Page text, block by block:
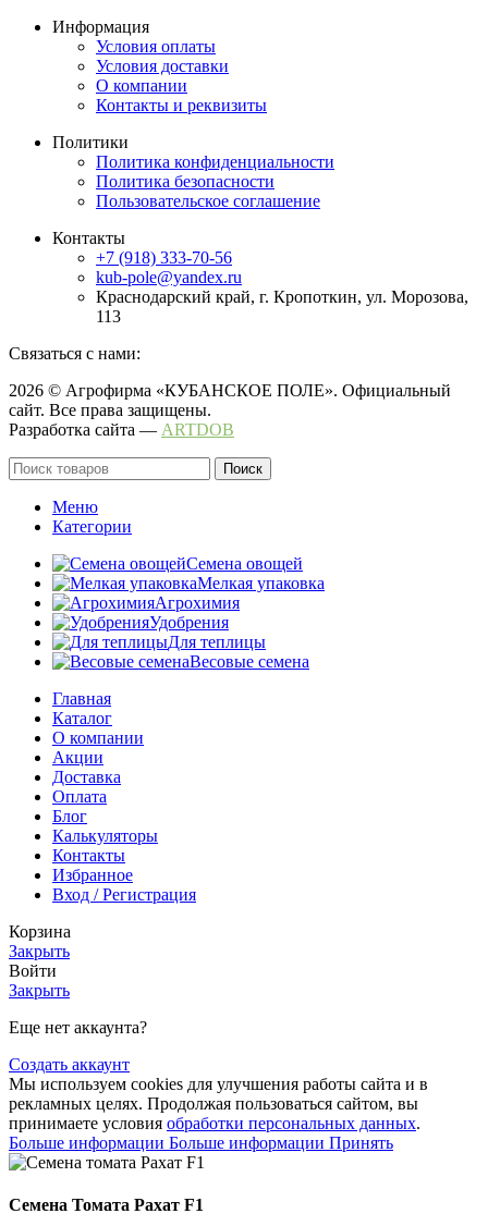
Информация
Условия оплаты
Условия доставки
О компании
Контакты и реквизиты
Политики
Политика конфиденциальности
Политика безопасности
Пользовательское соглашение
Контакты
+7 (918) 333-70-56
kub-pole@yandex.ru
Краснодарский край, г. Кропоткин, ул. Морозова,
113
Связаться с нами:
2026 © Агрофирма «КУБАНСКОЕ ПОЛЕ». Официальный
сайт. Все права защищены.
Разработка сайта — ARTDOB
Поиск
Меню
Категории
Семена овощей
Мелкая упаковка
Агрохимия
Удобрения
Для теплицы
Весовые семена
Главная
Каталог
О компании
Акции
Доставка
Оплата
Блог
Калькуляторы
Контакты
Избранное
Вход / Регистрация
Корзина
Закрыть
Войти
Закрыть
Еще нет аккаунта?
Создать аккаунт
Мы используем cookies для улучшения работы сайта и в
рекламных целях. Продолжая пользоваться сайтом, вы
принимаете условия обработки персональных данных.
Больше информации Больше информации Принять
Семена Томата Рахат F1